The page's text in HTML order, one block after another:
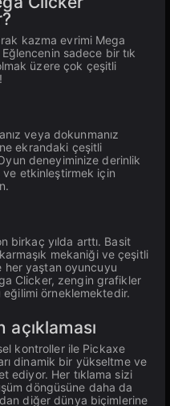
kazma evrimi Mega
Eğlencenin sadece bir tık
üzere çok çeşitli
veya dokunmanız
ekrandaki çeşitli
deneyiminize derinlik
etkinleştirmek için
birkaç yılda arttı. Basit
mekaniği ve çeşitli
her yaştan oyuncuyu
Clicker, zengin grafikler
örneklemektedir.
kontroller️️ ile Pickaxe
dinamik bir yükseltme ve
ediyor. Her tıklama sizi
döngüsüne daha da
diğer dünya biçimlerine